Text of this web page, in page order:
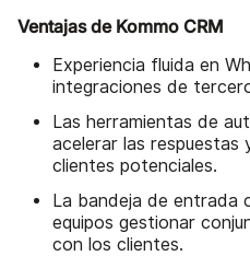
Ventajas de Kommo CRM
Experiencia fluida en
integraciones de
Las herramientas de
acelerar las respuestas
clientes potenciales.
La bandeja de entrada
equipos gestionar
con los clientes.